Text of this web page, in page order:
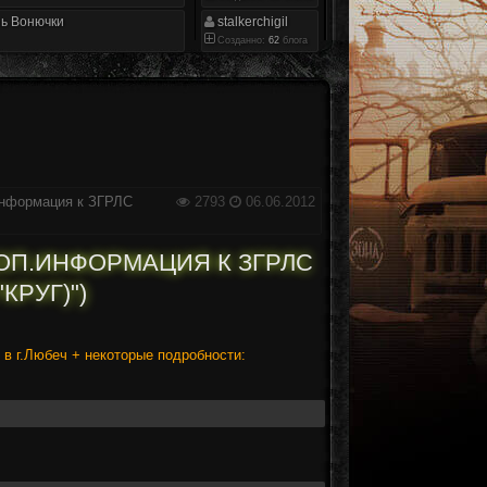
Вонючки stalkerchigil
Созданно: 62 блога
2793 06.06.2012
к ЗГРЛС
К ЗГРЛС
г.Любеч + некоторые подробности: